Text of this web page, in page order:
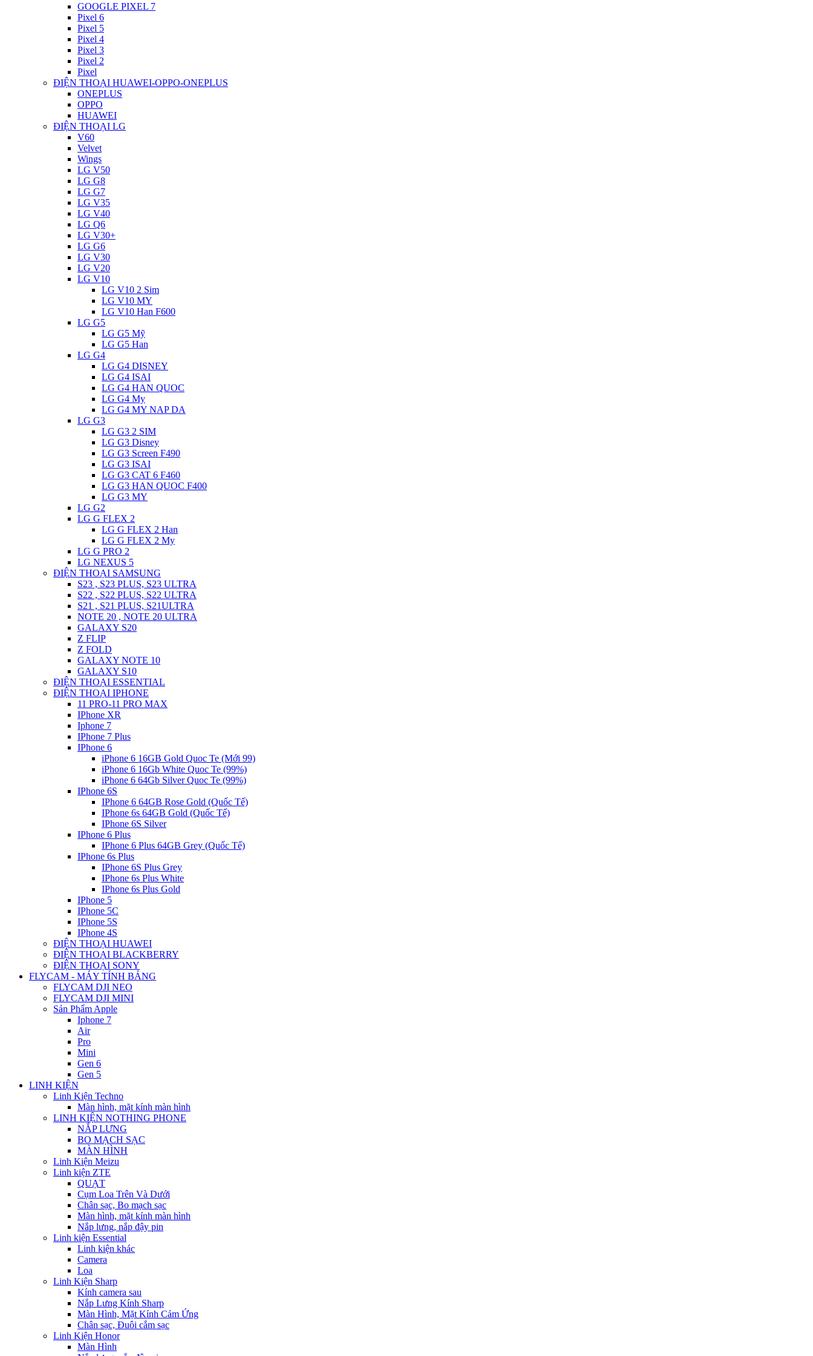
GOOGLE PIXEL 7
Pixel 6
Pixel 5
Pixel 4
Pixel 3
Pixel 2
Pixel
ĐIỆN THOẠI HUAWEI-OPPO-ONEPLUS
ONEPLUS
OPPO
HUAWEI
ĐIỆN THOẠI LG
V60
Velvet
Wings
LG V50
LG G8
LG G7
LG V35
LG V40
LG Q6
LG V30+
LG G6
LG V30
LG V20
LG V10
LG V10 2 Sim
LG V10 MY
LG V10 Han F600
LG G5
LG G5 Mỹ
LG G5 Han
LG G4
LG G4 DISNEY
LG G4 ISAI
LG G4 HAN QUOC
LG G4 My
LG G4 MY NAP DA
LG G3
LG G3 2 SIM
LG G3 Disney
LG G3 Screen F490
LG G3 ISAI
LG G3 CAT 6 F460
LG G3 HAN QUOC F400
LG G3 MY
LG G2
LG G FLEX 2
LG G FLEX 2 Han
LG G FLEX 2 My
LG G PRO 2
LG NEXUS 5
ĐIỆN THOẠI SAMSUNG
S23 , S23 PLUS, S23 ULTRA
S22 , S22 PLUS, S22 ULTRA
S21 , S21 PLUS, S21ULTRA
NOTE 20 , NOTE 20 ULTRA
GALAXY S20
Z FLIP
Z FOLD
GALAXY NOTE 10
GALAXY S10
ĐIỆN THOẠI ESSENTIAL
ĐIỆN THOẠI IPHONE
11 PRO-11 PRO MAX
IPhone XR
Iphone 7
IPhone 7 Plus
IPhone 6
iPhone 6 16GB Gold Quoc Te (Mới 99)
iPhone 6 16Gb White Quoc Te (99%)
iPhone 6 64Gb Silver Quoc Te (99%)
IPhone 6S
IPhone 6 64GB Rose Gold (Quốc Tế)
IPhone 6s 64GB Gold (Quốc Tế)
IPhone 6S Silver
IPhone 6 Plus
IPhone 6 Plus 64GB Grey (Quốc Tế)
IPhone 6s Plus
IPhone 6S Plus Grey
IPhone 6s Plus White
IPhone 6s Plus Gold
IPhone 5
IPhone 5C
IPhone 5S
IPhone 4S
ĐIỆN THOẠI HUAWEI
ĐIỆN THOẠI BLACKBERRY
ĐIỆN THOẠI SONY
FLYCAM - MÁY TÍNH BẢNG
FLYCAM DJI NEO
FLYCAM DJI MINI
Sản Phẩm Apple
Iphone 7
Air
Pro
Mini
Gen 6
Gen 5
LINH KIỆN
Linh Kiện Techno
Màn hình, mặt kính màn hình
LINH KIỆN NOTHING PHONE
NẮP LƯNG
BO MẠCH SẠC
MÀN HÌNH
Linh Kiện Meizu
Linh kiện ZTE
QUẠT
Cụm Loa Trên Và Dưới
Chân sạc, Bo mạch sạc
Màn hình, mặt kính màn hình
Nắp lưng, nắp đậy pin
Linh kiện Essential
Linh kiện khác
Camera
Loa
Linh Kiện Sharp
Kính camera sau
Nắp Lưng Kính Sharp
Màn Hình, Mặt Kính Cảm Ứng
Chân sạc, Đuôi cắm sạc
Linh Kiện Honor
Màn Hình